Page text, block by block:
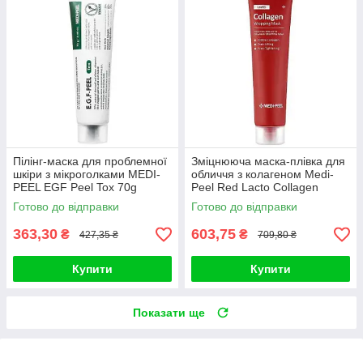
Пілінг-маска для проблемної
шкіри з мікроголками MEDI-
PEEL EGF Peel Tox 70g
Готово до відправки
363,30 ₴ 427,35 ₴
Купити
Зміцнююча маска-плівка для
обличчя з колагеном Medi-
Peel Red Lacto Collagen
Wrapping Mask 70ml
Готово до відправки
603,75 ₴ 709,80 ₴
Купити
Показати ще